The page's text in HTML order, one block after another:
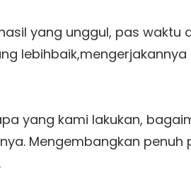
yang unggul, pas waktu
yang kami lakukan,
Mengembangkan